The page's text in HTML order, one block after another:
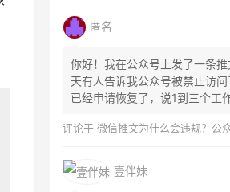
匿名
你好！我在公众号上发了一条
天有人告诉我公众号被禁止访
已经申请恢复了，说1到三个工
评论于 微信推文为什么会违规？公众号文章怎么检
壹伴妹